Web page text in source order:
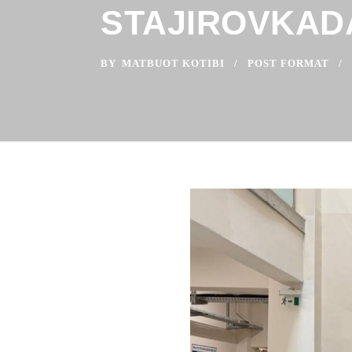
BY MATBUOT KOTIBI POST FORMAT